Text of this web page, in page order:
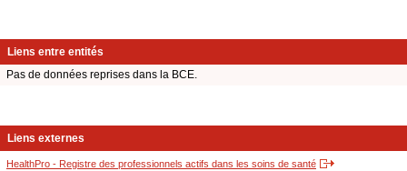
Liens entre entités
Pas de données reprises dans la BCE.
Liens externes
HealthPro - Registre des professionnels actifs dans les soins de santé